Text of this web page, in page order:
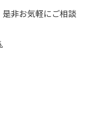
是非お気軽にご相談